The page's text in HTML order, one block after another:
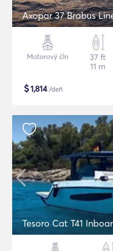
Axopar 37 Brabus
Motorový čln
37 ft
11 m
$1,814/deň
Tesoro Cat T41